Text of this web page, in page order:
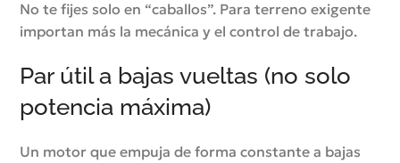
No te fijes solo en “caballos”. Para terreno exigente
importan más la mecánica y el control de trabajo.
Par útil a bajas vueltas (no solo
potencia máxima)
Un motor que empuja de forma constante a bajas